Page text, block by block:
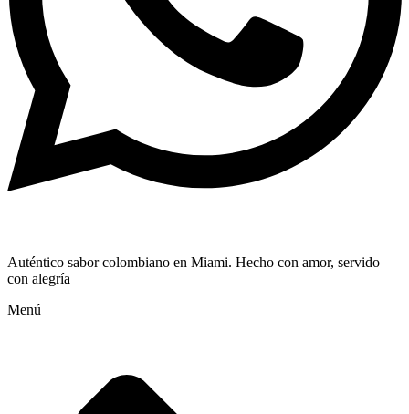
Auténtico sabor colombiano en Miami. Hecho con amor, servido
con alegría
Menú